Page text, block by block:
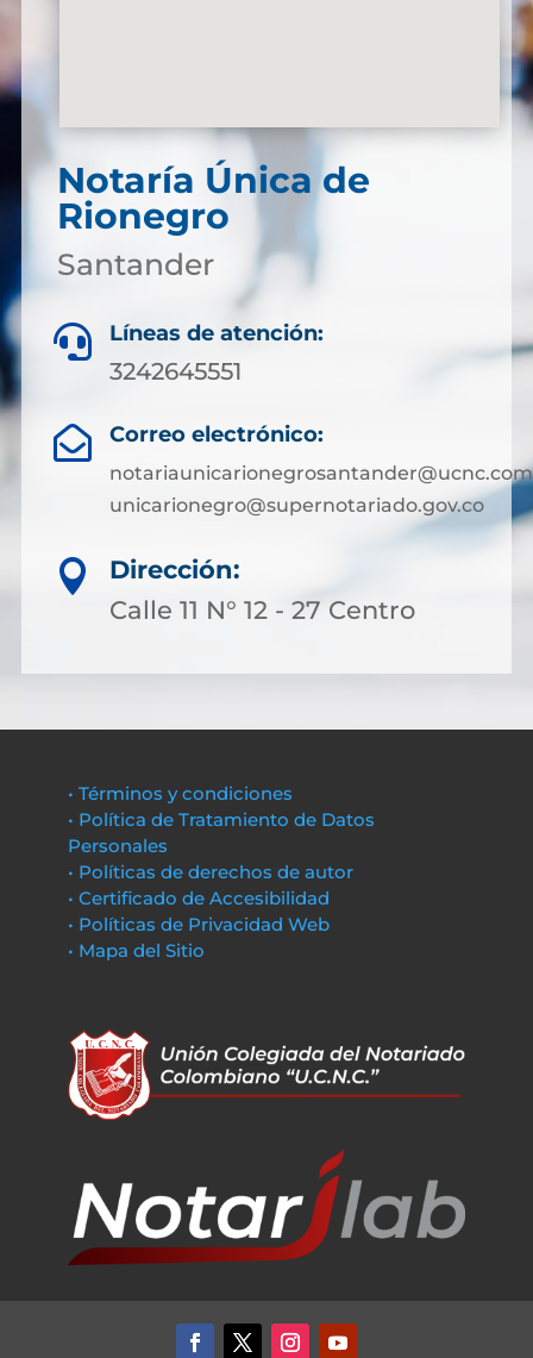
Notaría Única de
Rionegro
Santander
 Líneas de atención:
3242645551
 Correo electrónico:
unicarionegro@supernotariado.gov.co

Dirección:
Calle 11 N° 12 - 27 Centro
• Términos y condiciones
• Política de Tratamiento de Datos
Personales
• Políticas de derechos de autor
• Certificado de Accesibilidad
• Políticas de Privacidad Web
• Mapa del Sitio